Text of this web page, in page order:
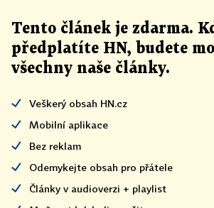
Tento článek je zdarma.
předplatíte HN, budete
všechny naše články.
Veškerý obsah HN.cz
Mobilní aplikace
Bez reklam
Odemykejte obsah pro přátele
Články v audioverzi + playlist